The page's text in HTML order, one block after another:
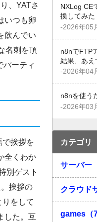
、YATさ
いつも卵
飲んでい
名刺を頂
パーティ
で挨拶を
全くわか
別ゲスト
挨拶の
をして
した。互
NXLog CE
換してみた
-2026年05
n8nでFTP
結果、あえ
-2026年04
n8nを使う
-2026年03
カテゴリ
サーバー
クラウド
games（